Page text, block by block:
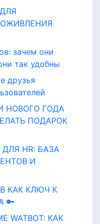
зачем они
так удобны
друзья
НОВОГО ГОДА
ПОДАРОК
HR: БАЗА
И
КАК КЛЮЧ К
🔑
WATBOT: КАК